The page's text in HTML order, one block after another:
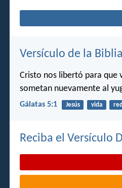
Versículo de la
Cristo nos libertó para que
sometan nuevamente al
Gálatas 5:1 Jesús vida
Reciba el Versículo